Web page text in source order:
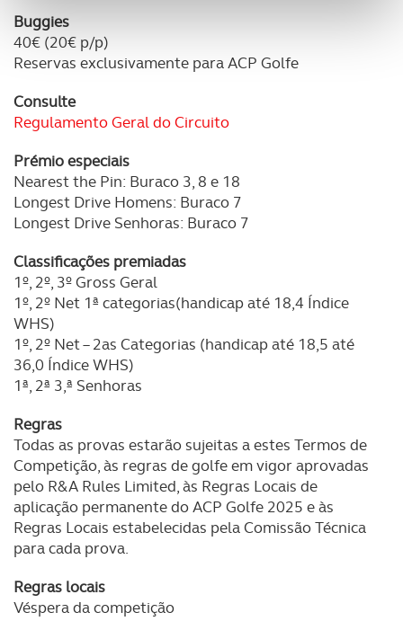
funcionalidades de redes sociais, bem como para
analisar dados de navegação no nosso website.
utilização do nosso site de publicidade e de análise, com
parceiros e organizações na UE e em países terceiros.
O ACP garantirá que as transferências internacionais de
dados pessoais serão realizadas apenas com o seu
consentimento e quando tal se afigure estritamente
Realçamos que o bloqueio de certo tipo de Cookies e
tecnologias similares pode ter impacto na sua
experiência de navegação no Website e nos serviços
disponibilizados.
Consulte a política de cookies do site.
Buggies
40€ (20€ p/p)
Reservas exclusivamente para ACP Golfe
Consulte
Regulamento Geral do Circuito
Prémio especiais
Nearest the Pin: Buraco 3, 8 e 18
Longest Drive Homens: Buraco 7
Longest Drive Senhoras: Buraco 7
Classificações premiadas
1º, 2º, 3º Gross Geral
1º, 2º Net 1ª categorias(handicap até 18,4 Índice
WHS)
1º, 2º Net – 2as Categorias (handicap até 18,5 até
36,0 Índice WHS)
1ª, 2ª 3,ª Senhoras
Regras
Todas as provas estarão sujeitas a estes Termos de
Competição, às regras de golfe em vigor aprovadas
pelo R&A Rules Limited, às Regras Locais de
aplicação permanente do ACP Golfe 2025 e às
Regras Locais estabelecidas pela Comissão Técnica
para cada prova.
Regras locais
Véspera da competição